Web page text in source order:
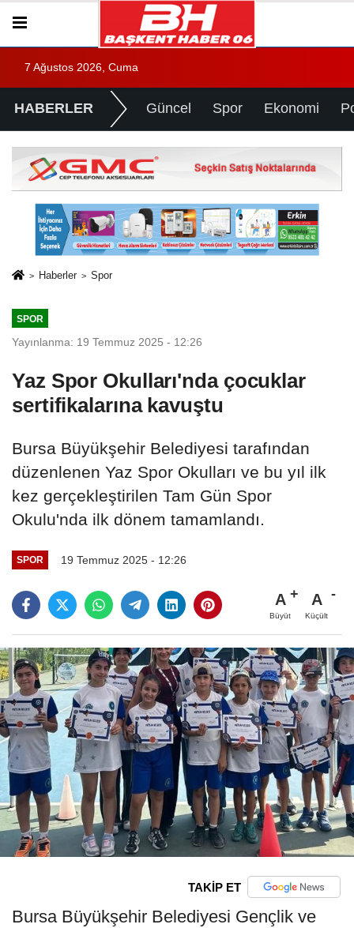
7 Ağustos 2026, Cuma
HABERLER Güncel Spor Ekonomi
Haberler Spor
SPOR
Yayınlanma: 19 Temmuz 2025 - 12:26
Yaz Spor Okulları'nda çocuklar
sertifikalarına kavuştu
Bursa Büyükşehir Belediyesi tarafından
düzenlenen Yaz Spor Okulları ve bu yıl ilk
kez gerçekleştirilen Tam Gün Spor
Okulu'nda ilk dönem tamamlandı.
SPOR 19 Temmuz 2025 - 12:26
A
Büyüt
A
Küçült
TAKİP ET
Bursa Büyükşehir Belediyesi Gençlik ve